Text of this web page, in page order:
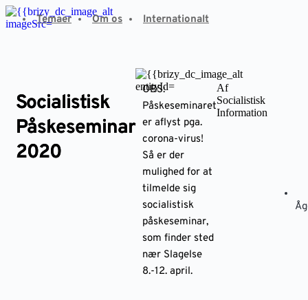
Fortsæt
til
Temaer Om os Internationalt
Socialistisk
Påskeseminar
2020
OBS:
Påskeseminaret
er aflyst pga.
corona-virus!
Så er der
mulighed for at
tilmelde sig
socialistisk
påskeseminar,
som finder sted
nær Slagelse
8.-12. april.
Af
Socialistisk
Information